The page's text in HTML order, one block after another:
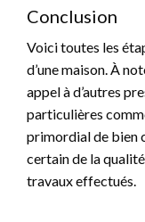
Conclusion
Voici toutes les
d’une maison. À
appel à d’autres
particulières
primordial de bien
certain de la
travaux effectués.